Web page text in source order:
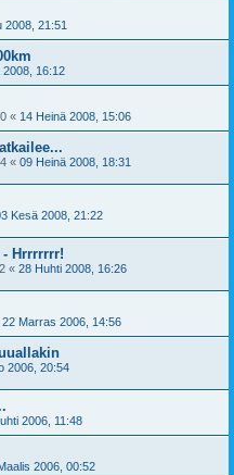
2008, 21:51
2008, 16:12
« 14 Heinä 2008, 15:06
« 09 Heinä 2008, 18:31
Kesä 2008, 21:22
- Hrrrrrrr!
« 28 Huhti 2008, 16:26
22 Marras 2006, 14:56
2006, 20:54
2006, 11:48
2006, 00:52